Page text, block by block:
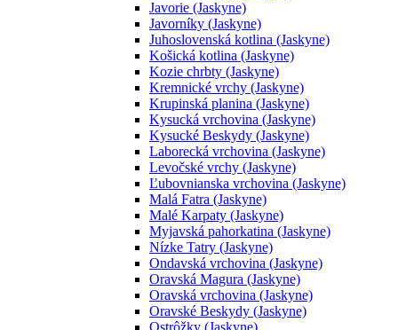
Javorie (Jaskyne)
Javorníky (Jaskyne)
Juhoslovenská kotlina (Jaskyne)
Košická kotlina (Jaskyne)
Kozie chrbty (Jaskyne)
Kremnické vrchy (Jaskyne)
Krupinská planina (Jaskyne)
Kysucká vrchovina (Jaskyne)
Kysucké Beskydy (Jaskyne)
Laborecká vrchovina (Jaskyne)
Levočské vrchy (Jaskyne)
Ľubovnianska vrchovina (Jaskyne)
Malá Fatra (Jaskyne)
Malé Karpaty (Jaskyne)
Myjavská pahorkatina (Jaskyne)
Nízke Tatry (Jaskyne)
Ondavská vrchovina (Jaskyne)
Oravská Magura (Jaskyne)
Oravská vrchovina (Jaskyne)
Oravské Beskydy (Jaskyne)
Ostrôžky (Jaskyne)